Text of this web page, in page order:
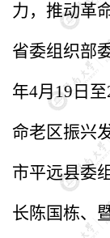
力，推动革
省委组织部
年4月19日
命老区振兴
市平远县委
长陈国栋、